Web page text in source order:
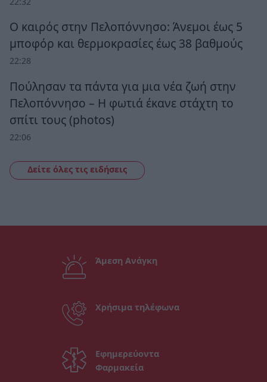
Ο καιρός στην Πελοπόννησο: Άνεμοι έως 5
μποφόρ και θερμοκρασίες έως 38 βαθμούς
22:28
Πούλησαν τα πάντα για μια νέα ζωή στην
Πελοπόννησο – Η φωτιά έκανε στάχτη το
σπίτι τους (photos)
22:06
Δείτε όλες τις ειδήσεις
Άμεση Ανάγκη
Χρήσιμα τηλέφωνα
Εφημερεύοντα
Φαρμακεία